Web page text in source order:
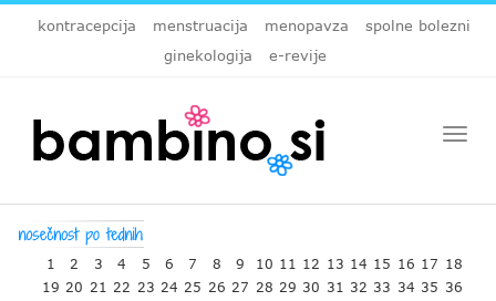
kontracepcija menstruacija menopavza
spolne bolezni
ginekologija
e-revije
1 2 3 4 5 6 7 8 9 10 11 12 13 14 15 16 17 18
19 20 21 22 23 24 25 26 27 28 29 30 31 32 33 34 35 36